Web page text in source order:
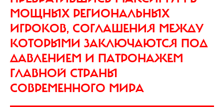
МОЩНЫХ РЕГИОНАЛЬНЫХ
ИГРОКОВ, СОГЛАШЕНИЯ МЕЖДУ
КОТОРЫМИ ЗАКЛЮЧАЮТСЯ ПОД
ДАВЛЕНИЕМ И ПАТРОНАЖЕМ
ГЛАВНОЙ СТРАНЫ
СОВРЕМЕННОГО МИРА